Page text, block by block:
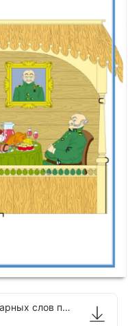
Упр. 3 Запоминание словарных слов по картинке.pdf